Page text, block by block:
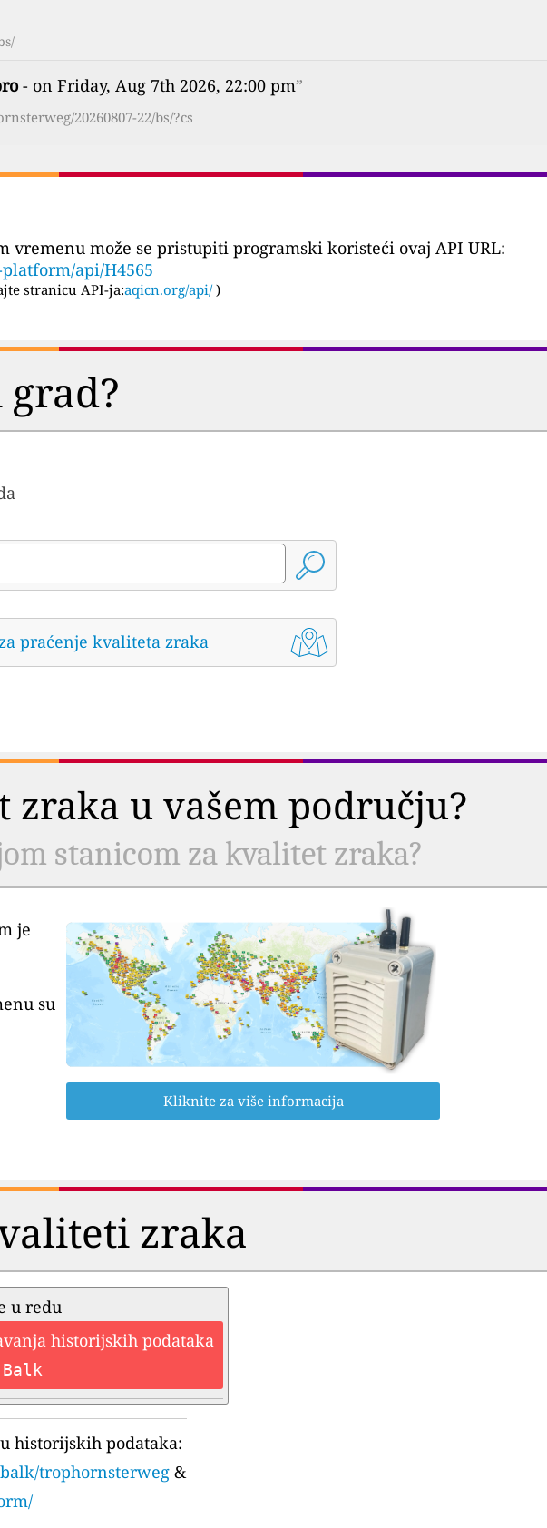
- on Friday, Aug 7th 2026, 22:00 pm”
20260807-22/bs/?cs
vremenu može se pristupiti programski koristeći ovaj API URL:
api/H4565
stranicu API-ja:aqicn.org/api/ )
praćenje kvaliteta zraka
zraka u vašem području?
stanicom za kvalitet zraka?
je
su
Kliknite za više informacija
zraka
u redu
historijskih podataka
historijskih podataka:
trophornsterweg&